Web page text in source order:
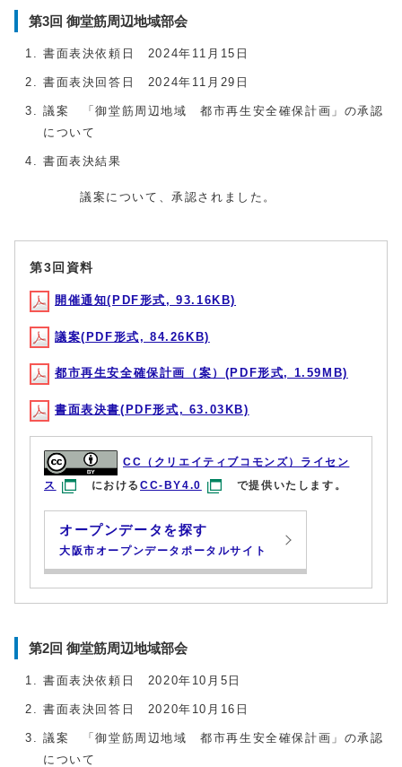
第3回 御堂筋周辺地域部会
書面表決依頼日 2024年11月15日
書面表決回答日 2024年11月29日
議案 「御堂筋周辺地域 都市再生安全確保計画」の承認
について
書面表決結果
議案について、承認されました。
第3回資料
開催通知(PDF形式, 93.16KB)
議案(PDF形式, 84.26KB)
都市再生安全確保計画（案）(PDF形式, 1.59MB)
書面表決書(PDF形式, 63.03KB)
CC（クリエイティブコモンズ）ライセン
ス
におけるCC-BY4.0 で提供いたします。
オープンデータを探す
大阪市オープンデータポータルサイト
第2回 御堂筋周辺地域部会
書面表決依頼日 2020年10月5日
書面表決回答日 2020年10月16日
議案 「御堂筋周辺地域 都市再生安全確保計画」の承認
について